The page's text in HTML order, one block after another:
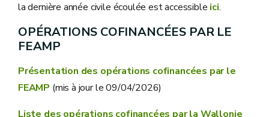
la dernière année civile écoulée est accessible ici.
OPÉRATIONS COFINANCÉES PAR LE
FEAMP
Présentation des opérations cofinancées par le
FEAMP (mis à jour le 09/04/2026)
Liste des opérations cofinancées par la Wallonie